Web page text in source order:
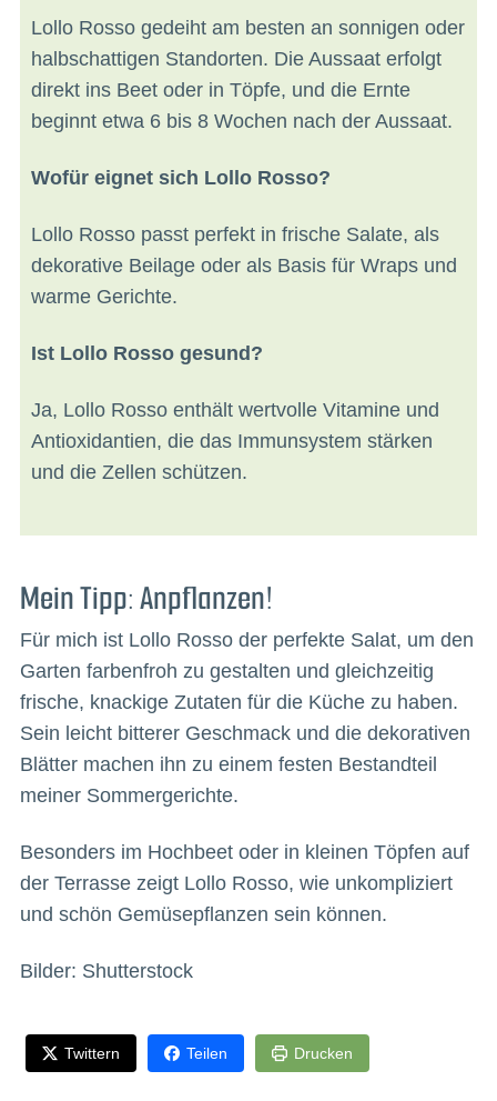
Lollo Rosso gedeiht am besten an sonnigen oder
halbschattigen Standorten. Die Aussaat erfolgt
direkt ins Beet oder in Töpfe, und die Ernte
beginnt etwa 6 bis 8 Wochen nach der Aussaat.
Wofür eignet sich Lollo Rosso?
Lollo Rosso passt perfekt in frische Salate, als
dekorative Beilage oder als Basis für Wraps und
warme Gerichte.
Ist Lollo Rosso gesund?
Ja, Lollo Rosso enthält wertvolle Vitamine und
Antioxidantien, die das Immunsystem stärken
und die Zellen schützen.
Mein Tipp: Anpflanzen!
Für mich ist Lollo Rosso der perfekte Salat, um den
Garten farbenfroh zu gestalten und gleichzeitig
frische, knackige Zutaten für die Küche zu haben.
Sein leicht bitterer Geschmack und die dekorativen
Blätter machen ihn zu einem festen Bestandteil
meiner Sommergerichte.
Besonders im Hochbeet oder in kleinen Töpfen auf
der Terrasse zeigt Lollo Rosso, wie unkompliziert
und schön Gemüsepflanzen sein können.
Bilder: Shutterstock
Twittern Teilen Drucken